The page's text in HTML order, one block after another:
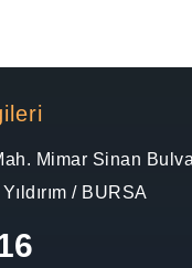
Mimar Sinan
/ BURSA